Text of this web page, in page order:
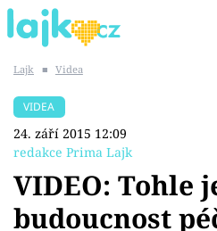
SHOPAHOLICADEL
Témata
Lajk ■ Videa
VIDEA
24. září 2015 12:09
redakce Prima Lajk
VIDEO: Tohle
budoucnost